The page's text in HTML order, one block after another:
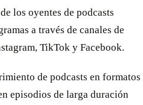
los oyentes de podcasts
a través de canales de
TikTok y Facebook.
de podcasts en formatos
episodios de larga duración